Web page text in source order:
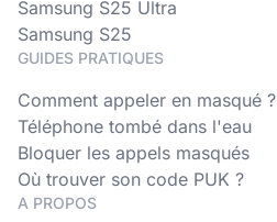
Samsung S25 Ultra
Samsung S25
GUIDES PRATIQUES
Comment appeler en masqué ?
Téléphone tombé dans l'eau
Bloquer les appels masqués
Où trouver son code PUK ?
A PROPOS